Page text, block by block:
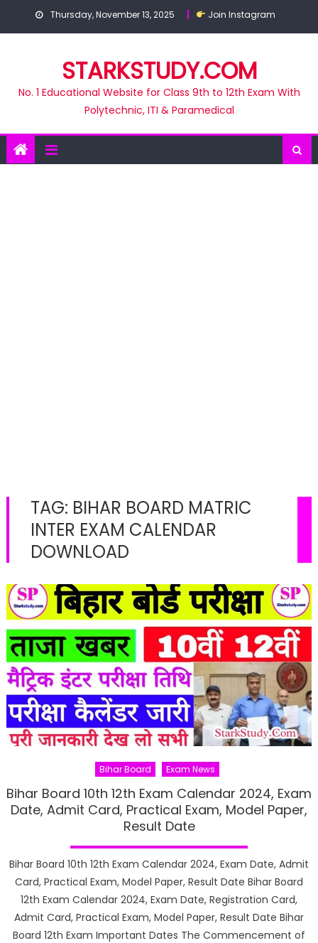
Thursday, November 13, 2025 Join Instagram
STARKSTUDY.COM
No. 1 Educational Website for Class 9th to 12th Exam With
Polytechnic, ITI & Paramedical
TAG: BIHAR BOARD MATRIC
INTER EXAM CALENDAR
DOWNLOAD
Bihar Board Exam News
Bihar Board 10th 12th Exam Calendar 2024, Exam
Date, Admit Card, Practical Exam, Model Paper,
Result Date
Bihar Board 10th 12th Exam Calendar 2024, Exam Date, Admit
Card, Practical Exam, Model Paper, Result Date Bihar Board
12th Exam Calendar 2024, Exam Date, Registration Card,
Admit Card, Practical Exam, Model Paper, Result Date Bihar
Board 12th Exam Important Dates The Commencement of